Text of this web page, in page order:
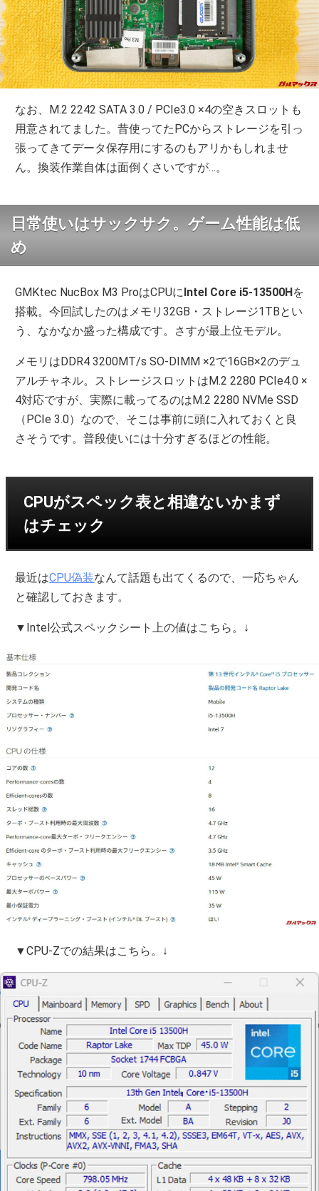
なお、M.2 2242 SATA 3.0 / PCIe3.0 ×4の空きスロットも
用意されてました。昔使ってたPCからストレージを引っ
張ってきてデータ保存用にするのもアリかもしれませ
ん。換装作業自体は面倒くさいですが…。
日常使いはサックサク。ゲーム性能は低
め
GMKtec NucBox M3 ProはCPUにIntel Core i5-13500Hを
搭載。今回試したのはメモリ32GB・ストレージ1TBとい
う、なかなか盛った構成です。さすが最上位モデル。
メモリはDDR4 3200MT/s SO-DIMM ×2で16GB×2のデュ
アルチャネル。ストレージスロットはM.2 2280 PCIe4.0 ×
4対応ですが、実際に載ってるのはM.2 2280 NVMe SSD
（PCIe 3.0）なので、そこは事前に頭に入れておくと良
さそうです。普段使いには十分すぎるほどの性能。
CPUがスペック表と相違ないかまず
はチェック
最近はCPU偽装なんて話題も出てくるので、一応ちゃん
と確認しておきます。
▼Intel公式スペックシート上の値はこちら。↓
▼CPU-Zでの結果はこちら。↓